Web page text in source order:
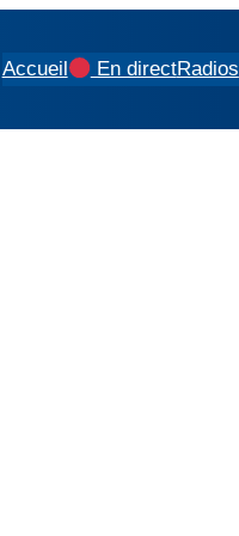
Accueil En directRadios